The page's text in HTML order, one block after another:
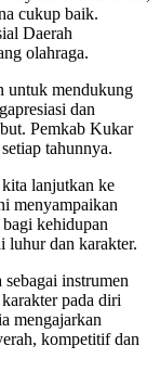
cukup baik.
Daerah
olahraga.
untuk mendukung
dan
Pemkab Kukar
tahunnya.
lanjutkan ke
menyampaikan
kehidupan
luhur dan karakter.
instrumen
pada diri
mengajarkan
kompetitif dan